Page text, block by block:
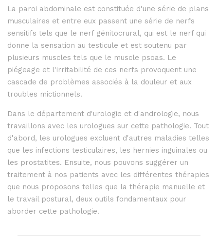
La paroi abdominale est constituée d'une série de plans
musculaires et entre eux passent une série de nerfs
sensitifs tels que le nerf génitocrural, qui est le nerf qui
donne la sensation au testicule et est soutenu par
plusieurs muscles tels que le muscle psoas. Le
piégeage et l'irritabilité de ces nerfs provoquent une
cascade de problèmes associés à la douleur et aux
troubles mictionnels.
Dans le département d'urologie et d'andrologie, nous
travaillons avec les urologues sur cette pathologie. Tout
d'abord, les urologues excluent d'autres maladies telles
que les infections testiculaires, les hernies inguinales ou
les prostatites. Ensuite, nous pouvons suggérer un
traitement à nos patients avec les différentes thérapies
que nous proposons telles que la thérapie manuelle et
le travail postural, deux outils fondamentaux pour
aborder cette pathologie.